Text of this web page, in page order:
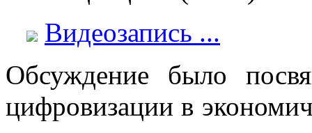
Видеозапись ...
Обсуждение было
цифровизации в